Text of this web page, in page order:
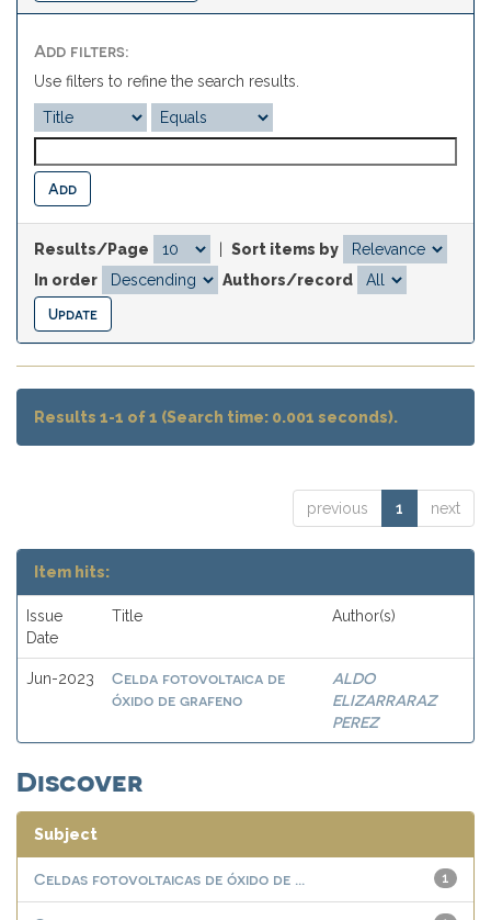
Add filters:
Use filters to refine the search results.
Results/Page
Sort items by
In order
Authors/record
Results 1-1 of 1 (Search time: 0.001 seconds).
previous 1 next
Item hits:
Issue
Date
Title Author(s)
Jun-2023
Celda fotovoltaica de
óxido de grafeno
ALDO
ELIZARRARAZ
PEREZ
Discover
Subject
1
Celdas fotovoltaicas de óxido de ...